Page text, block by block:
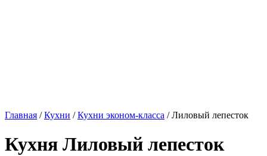
Главная /Кухни /Кухни эконом-класса / Лиловый лепесток
Кухня Лиловый лепесток